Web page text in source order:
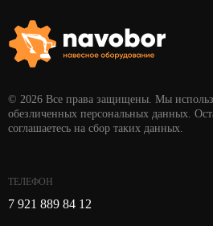
© 2026 Все права защищены. Мы
обезличенных персональных данных.
соглашаетесь на сбор таких данных.
ТЕЛЕФОН
7 921 889 84 12